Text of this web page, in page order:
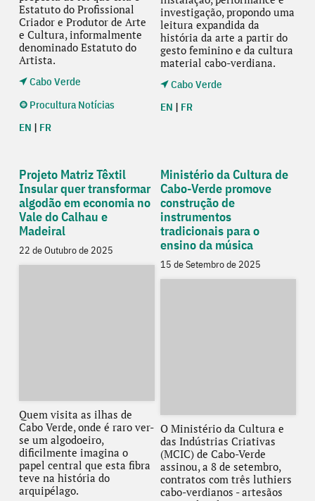
Estatuto do Profissional
Criador e Produtor de Arte
e Cultura, informalmente
denominado Estatuto do
Artista.
Cabo Verde
Procultura Notícias
EN | FR
investigação, propondo uma
leitura expandida da
história da arte a partir do
gesto feminino e da cultura
material cabo-verdiana.
Cabo Verde
EN | FR
Projeto Matriz Têxtil
Insular quer transformar
algodão em economia no
Vale do Calhau e
Madeiral
22 de Outubro de 2025
Quem visita as ilhas de
Cabo Verde, onde é raro ver-
se um algodoeiro,
dificilmente imagina o
papel central que esta fibra
teve na história do
arquipélago.
Ministério da Cultura de
Cabo-Verde promove
construção de
instrumentos
tradicionais para o
ensino da música
15 de Setembro de 2025
O Ministério da Cultura e
das Indústrias Criativas
(MCIC) de Cabo-Verde
assinou, a 8 de setembro,
contratos com três luthiers
cabo-verdianos - artesãos